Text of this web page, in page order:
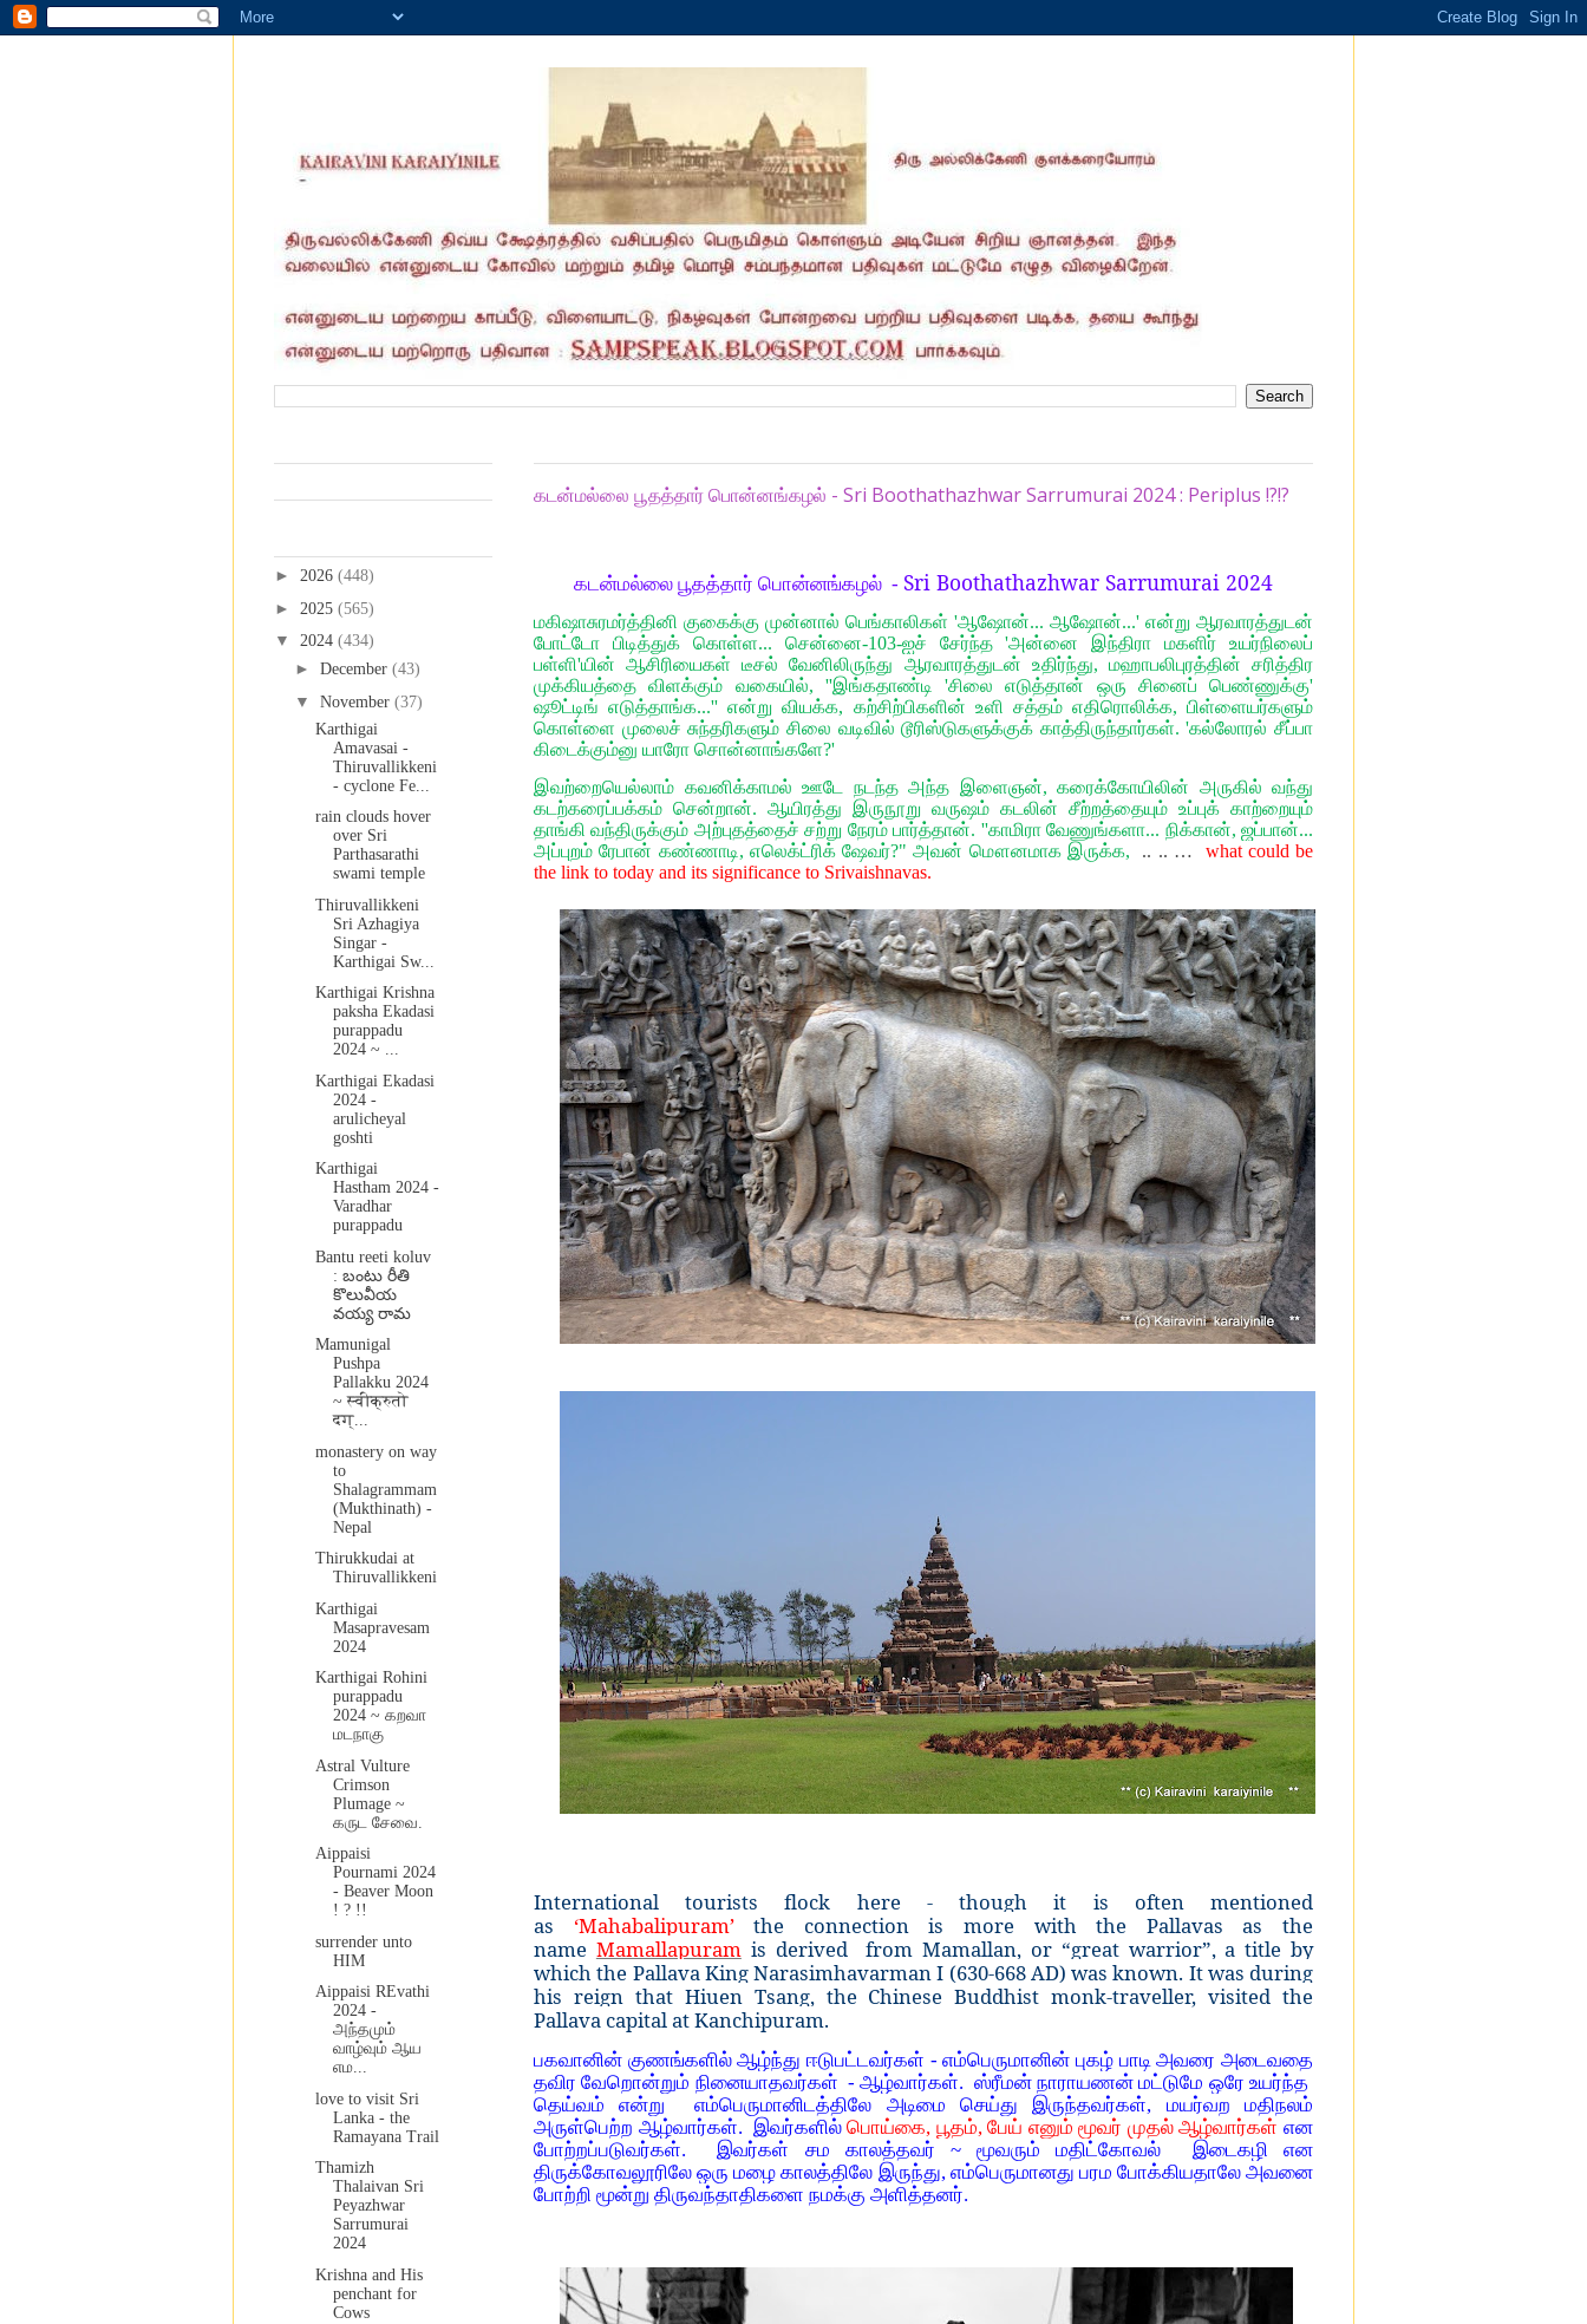
கடன்மல்லை பூதத்தார் பொன்னங்கழல் - Sri Boothathazhwar Sarrumurai 2024 : Periplus !?!?
கடன்மல்லை பூதத்தார் பொன்னங்கழல் - Sri Boothathazhwar Sarrumurai 2024
மகிஷாசுரமர்த்தினி குகைக்கு முன்னால் பெங்காலிகள் 'ஆஷோன்... ஆஷோன்...' என்று ஆரவாரத்துடன்
போட்டோ பிடித்துக் கொள்ள... சென்னை-103-ஐச் சேர்ந்த 'அன்னை இந்திரா மகளிர் உயர்நிலைப்
பள்ளி'யின் ஆசிரியைகள் டீசல் வேனிலிருந்து ஆரவாரத்துடன் உதிர்ந்து, மஹாபலிபுரத்தின் சரித்திர
முக்கியத்தை விளக்கும் வகையில், ''இங்கதாண்டி 'சிலை எடுத்தான் ஒரு சினைப் பெண்ணுக்கு'
ஷூட்டிங் எடுத்தாங்க...'' என்று வியக்க, கற்சிற்பிகளின் உளி சத்தம் எதிரொலிக்க, பிள்ளையர்களும்
கொள்ளை முலைச் சுந்தரிகளும் சிலை வடிவில் டூரிஸ்டுகளுக்குக் காத்திருந்தார்கள். 'கல்லோரல் சீப்பா
கிடைக்கும்னு யாரோ சொன்னாங்களே?'
இவற்றையெல்லாம் கவனிக்காமல் ஊடே நடந்த அந்த இளைஞன், கரைக்கோயிலின் அருகில் வந்து
கடற்கரைப்பக்கம் சென்றான். ஆயிரத்து இருநூறு வருஷம் கடலின் சீற்றத்தையும் உப்புக் காற்றையும்
தாங்கி வந்திருக்கும் அற்புதத்தைச் சற்று நேரம் பார்த்தான். ''காமிரா வேணுங்களா... நிக்கான், ஜப்பான்...
அப்புறம் ரேபான் கண்ணாடி, எலெக்ட்ரிக் ஷேவர்?" அவன் மௌனமாக இருக்க,
.. .. …
what could be
the link to today and its significance to Srivaishnavas.
International tourists flock here - though it is often mentioned
as ‘Mahabalipuram’the connection is more with the Pallavas as the
name Mamallapuramis derived from Mamallan, or “great warrior”, a title by
which the Pallava King Narasimhavarman I (630-668 AD) was known. It was during
his reign that Hiuen Tsang, the Chinese Buddhist monk-traveller, visited the
Pallava capital at Kanchipuram.
பகவானின் குணங்களில் ஆழ்ந்து ஈடுபட்டவர்கள் - எம்பெருமானின் புகழ் பாடி அவரை அடைவதை
தவிர வேறொன்றும் நினையாதவர்கள் - ஆழ்வார்கள். ஸ்ரீமன் நாராயணன் மட்டுமே ஒரே உயர்ந்த
தெய்வம் என்று எம்பெருமானிடத்திலே அடிமை செய்து இருந்தவர்கள், மயர்வற மதிநலம்
அருள்பெற்ற ஆழ்வார்கள். இவர்களில்பொய்கை, பூதம், பேய் எனும் மூவர் முதல் ஆழ்வார்கள் என
போற்றப்படுவர்கள். இவர்கள் சம காலத்தவர் ~ மூவரும் மதிட்கோவல் இடைகழி என
திருக்கோவலூரிலே ஒரு மழை காலத்திலே இருந்து, எம்பெருமானது பரம போக்கியதாலே அவனை
போற்றி மூன்று திருவந்தாதிகளை நமக்கு அளித்தனர்.
► 2026 (448)
► 2025 (565)
▼ 2024 (434)
► December (43)
▼ November (37)
Karthigai
Amavasai -
Thiruvallikkeni
- cyclone Fe...
rain clouds hover
over Sri
Parthasarathi
swami temple
Thiruvallikkeni
Sri Azhagiya
Singar -
Karthigai Sw...
Karthigai Krishna
paksha Ekadasi
purappadu
2024 ~ ...
Karthigai Ekadasi
2024 -
arulicheyal
goshti
Karthigai
Hastham 2024 -
Varadhar
purappadu
Bantu reeti koluv
: బంటు రీతి
కొలువీయ
వయ్య రామ
Mamunigal
Pushpa
Pallakku 2024
~ स्वीक्रुतो
दग्...
monastery on way
to
Shalagrammam
(Mukthinath) -
Nepal
Thirukkudai at
Thiruvallikkeni
Karthigai
Masapravesam
2024
Karthigai Rohini
purappadu
2024 ~ கறவா
மடநாகு
Astral Vulture
Crimson
Plumage ~
கருட சேவை.
Aippaisi
Pournami 2024
- Beaver Moon
! ? !!
surrender unto
HIM
Aippaisi REvathi
2024 -
அந்தமும்
வாழ்வும் ஆய
எம...
love to visit Sri
Lanka - the
Ramayana Trail
Thamizh
Thalaivan Sri
Peyazhwar
Sarrumurai
2024
Krishna and His
penchant for
Cows